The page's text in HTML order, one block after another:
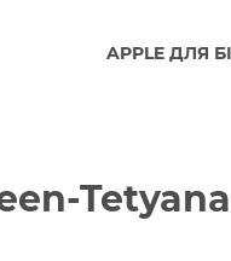
APPLE ДЛЯ